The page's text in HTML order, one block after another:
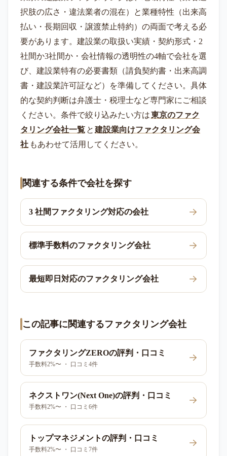
択肢の広さ・違法業者の混在）と業種特性（出来高
払い・長期回収・譲渡禁止特約）の両面で考える必
要があります。建設業の取扱い実績・契約形式・2
社間か3社間か・会社情報の透明性の4軸で会社を選
び、建設業特有の必要書類（請負契約書・出来高調
書・建設業許可証など）を準備してください。具体
的な契約判断は弁護士・税理士など専門家にご相談
ください。条件で絞り込みたい方は東京のファク
タリング会社一覧 と 建設業向けファクタリング会
社 もあわせて活用してください。
関連する条件で会社を探す
3 社間ファクタリング対応の会社
標準手数料のファクタリング会社
最短即日対応のファクタリング会社
この記事に関連するファクタリング会社
ファクタリングZEROの評判・口コミ
手数料2%〜 ・ 口コミ4件
ネクストワン(Next One)の評判・口コミ
手数料2%〜 ・ 口コミ6件
トップマネジメントの評判・口コミ
手数料2%〜 ・ 口コミ7件